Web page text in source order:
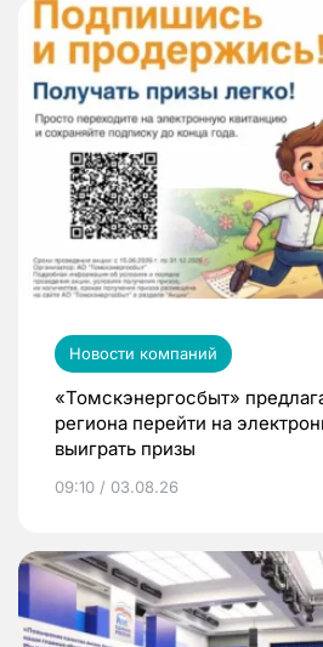
Новости компаний
«Томскэнергосбыт»
региона перейти на
выиграть призы
09:10 / 03.08.26